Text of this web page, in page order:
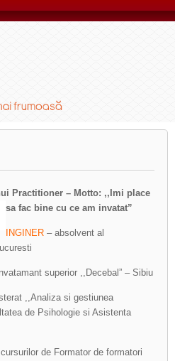
Practitioner – Motto: ,,Imi place
sa fac bine cu ce am invatat”
INGINER – absolvent al
superior ,,Decebal” – Sibiu
,,Analiza si gestiunea
de Psihologie si Asistenta
de Formator de formatori